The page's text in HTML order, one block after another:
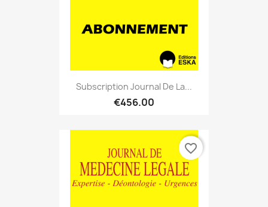
Subscription Journal De La...
€456.00
favorite_border